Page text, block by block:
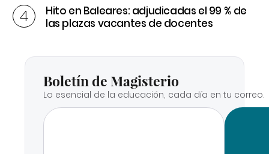
Hito en Baleares: adjudicadas el 99 % de
las plazas vacantes de docentes
Boletín de Magisterio
Lo esencial de la educación, cada día en tu correo.